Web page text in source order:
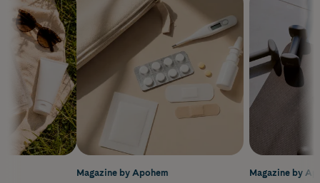
Magazine by
Magazine by Apohem